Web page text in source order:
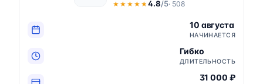
★★★★★
★★★★★ 4.8/5· 508
10 августа
НАЧИНАЕТСЯ
Гибко
ДЛИТЕЛЬНОСТЬ
31 000 ₽